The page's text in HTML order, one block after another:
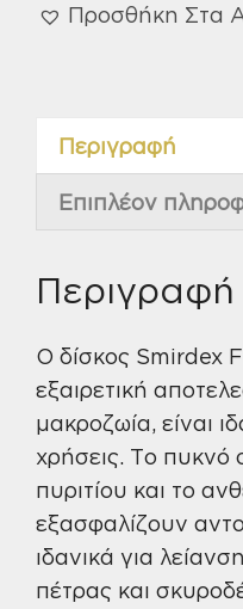
Προσθήκη Στα
Περιγραφή
Επιπλέον
Περιγραφή
Ο δίσκος Smirdex
εξαιρετική
μακροζωία, είναι
χρήσεις. Το πυκνό
πυριτίου και το
εξασφαλίζουν
ιδανικά για
πέτρας και